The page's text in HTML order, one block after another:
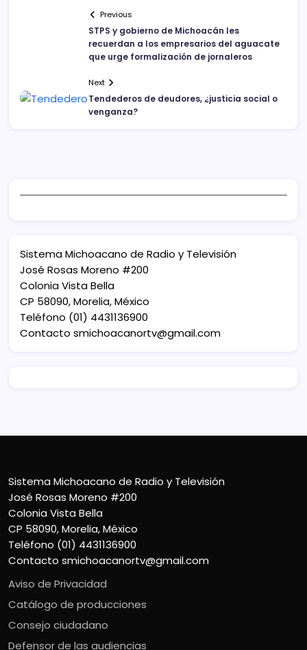
Previous
STPS y gobierno de Michoacán les
recuerdan a los empresarios del aguacate
que urge formalización de jornaleros
Next
Tendederos de deudores, ¿justicia social o
venganza?
Sistema Michoacano de Radio y Televisión
José Rosas Moreno #200
Colonia Vista Bella
CP 58090, Morelia, México
Teléfono (01) 4431136900
Contacto smichoacanortv@gmail.com
Sistema Michoacano de Radio y Televisión
José Rosas Moreno #200
Colonia Vista Bella
CP 58090, Morelia, México
Teléfono (01) 4431136900
Contacto smichoacanortv@gmail.com
Aviso de Privacidad
Catálogo de producciones
Consejo ciudadano
Defensor de las audiencias